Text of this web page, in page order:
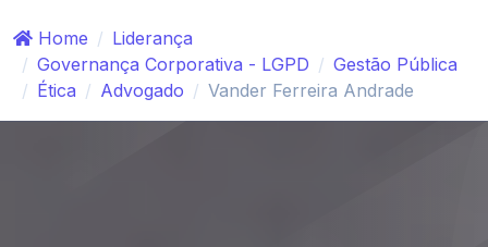
Home
Liderança
Governança Corporativa - LGPD
Gestão Pública
Ética
Advogado Vander Ferreira Andrade